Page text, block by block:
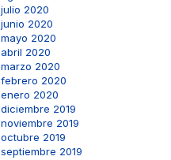
julio 2020
junio 2020
mayo 2020
abril 2020
marzo 2020
febrero 2020
enero 2020
diciembre 2019
noviembre 2019
octubre 2019
septiembre 2019